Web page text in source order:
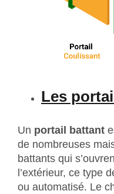
Les
Un portail battant
de nombreuses
battants qui
l’extérieur, ce type
ou automatisé. Le